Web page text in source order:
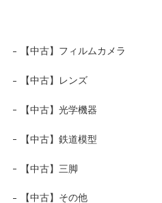
【中古】フィルムカメラ
【中古】レンズ
【中古】光学機器
【中古】鉄道模型
【中古】三脚
【中古】その他